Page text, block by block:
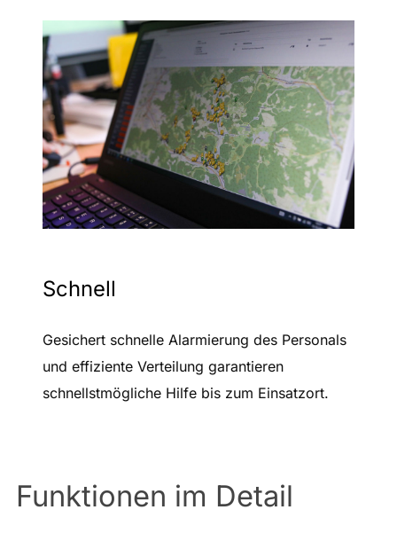
Schnell
Gesichert schnelle Alarmierung des Personals
und effiziente Verteilung garantieren
schnellstmögliche Hilfe bis zum Einsatzort.
Funktionen im Detail